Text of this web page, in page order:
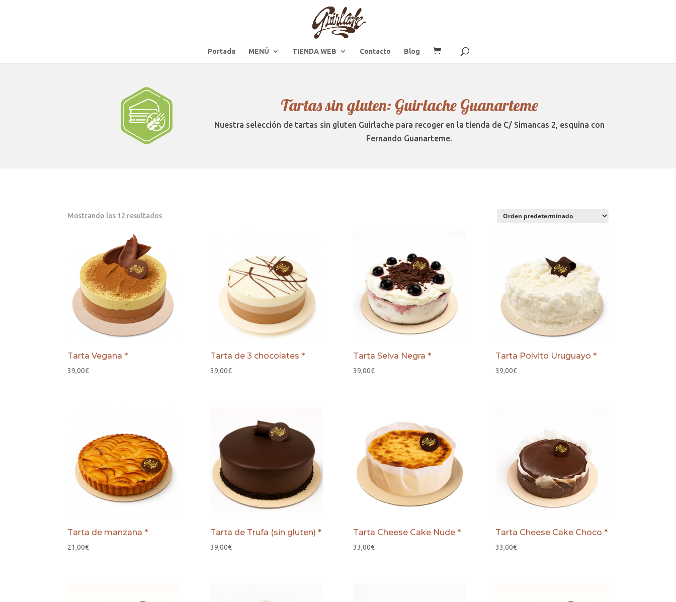
Portada MENÚ TIENDA WEB Contacto Blog
Tartas sin gluten: Guirlache Guanarteme
Nuestra selección de tartas sin gluten Guirlache para recoger en la tienda de C/ Simancas 2, esquina con
Fernando Guanarteme.
Mostrando los 12 resultados
Tarta Vegana *
39,00€
Tarta de 3 chocolates *
39,00€
Tarta Selva Negra *
39,00€
Tarta Polvito Uruguayo *
39,00€
Tarta de manzana *
21,00€
Tarta de Trufa (sin gluten) *
39,00€
Tarta Cheese Cake Nude *
33,00€
Tarta Cheese Cake Choco *
33,00€